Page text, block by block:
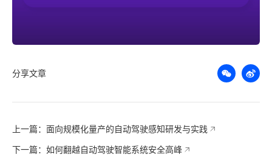
分享文章
上一篇：面向规模化量产的自动驾驶感知研发与实践
下一篇：如何翻越自动驾驶智能系统安全高峰